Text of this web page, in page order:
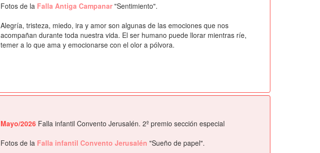
Fotos de la Falla Antiga Campanar "Sentimiento".
Alegría, tristeza, miedo, ira y amor son algunas de las emociones que nos
acompañan durante toda nuestra vida. El ser humano puede llorar mientras ríe,
temer a lo que ama y emocionarse con el olor a pólvora.
Mayo/2026 Falla infantil Convento Jerusalén. 2º premio sección especial
Fotos de la Falla infantil Convento Jerusalén "Sueño de papel".